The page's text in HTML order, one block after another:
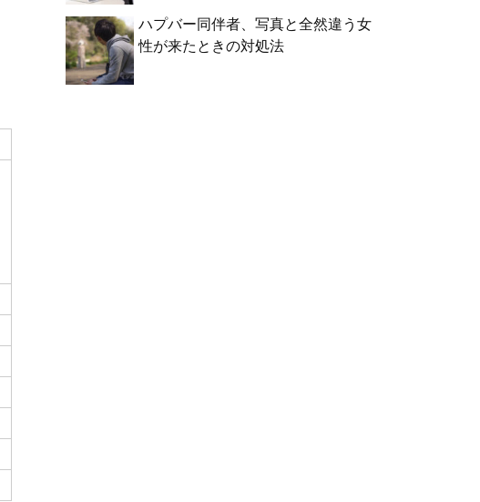
ハプバー同伴者、写真と全然違う女
性が来たときの対処法